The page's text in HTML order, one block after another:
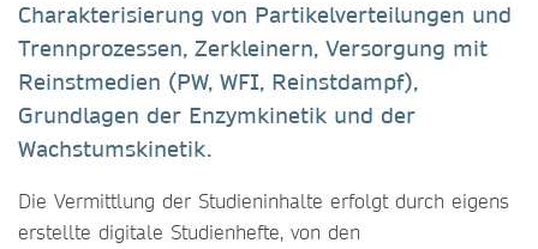
Charakterisierung von Partikelverteilungen und
Trennprozessen, Zerkleinern, Versorgung mit
Reinstmedien (PW, WFI, Reinstdampf),
Grundlagen der Enzymkinetik und der
Wachstumskinetik.
Die Vermittlung der Studieninhalte erfolgt durch eigens
erstellte digitale Studienhefte, von den